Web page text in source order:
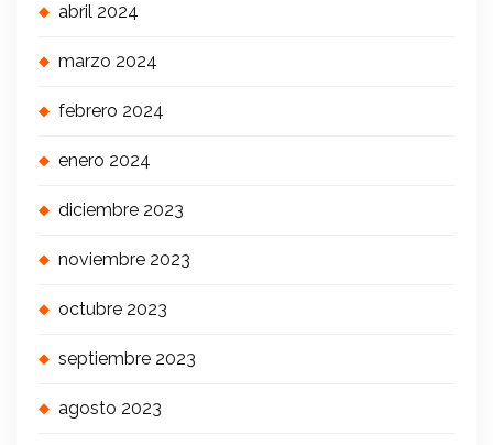
abril 2024
marzo 2024
febrero 2024
enero 2024
diciembre 2023
noviembre 2023
octubre 2023
septiembre 2023
agosto 2023